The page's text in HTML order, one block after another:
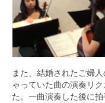
また、結婚されたご婦
ゃっていた曲の演奏リ
た。一曲演奏した後に